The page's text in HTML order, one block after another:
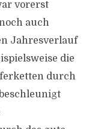
vorerst
auch
Jahresverlauf
die
durch